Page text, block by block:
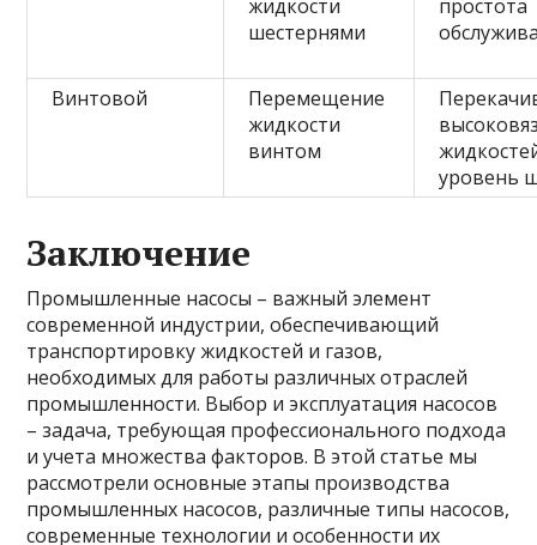
жидкости
шестернями
простота
Винтовой
Перемещение
жидкости
винтом
уровень
Заключение
Промышленные насосы – важный элемент
современной индустрии, обеспечивающий
транспортировку жидкостей и газов,
необходимых для работы различных отраслей
промышленности. Выбор и эксплуатация насосов
– задача, требующая профессионального подхода
и учета множества факторов. В этой статье мы
рассмотрели основные этапы производства
промышленных насосов, различные типы насосов,
современные технологии и особенности их